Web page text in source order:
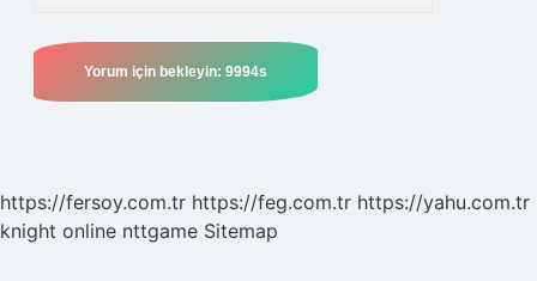
https://fersoy.com.tr https://feg.com.tr https://yahu.com.tr
knight online nttgame Sitemap